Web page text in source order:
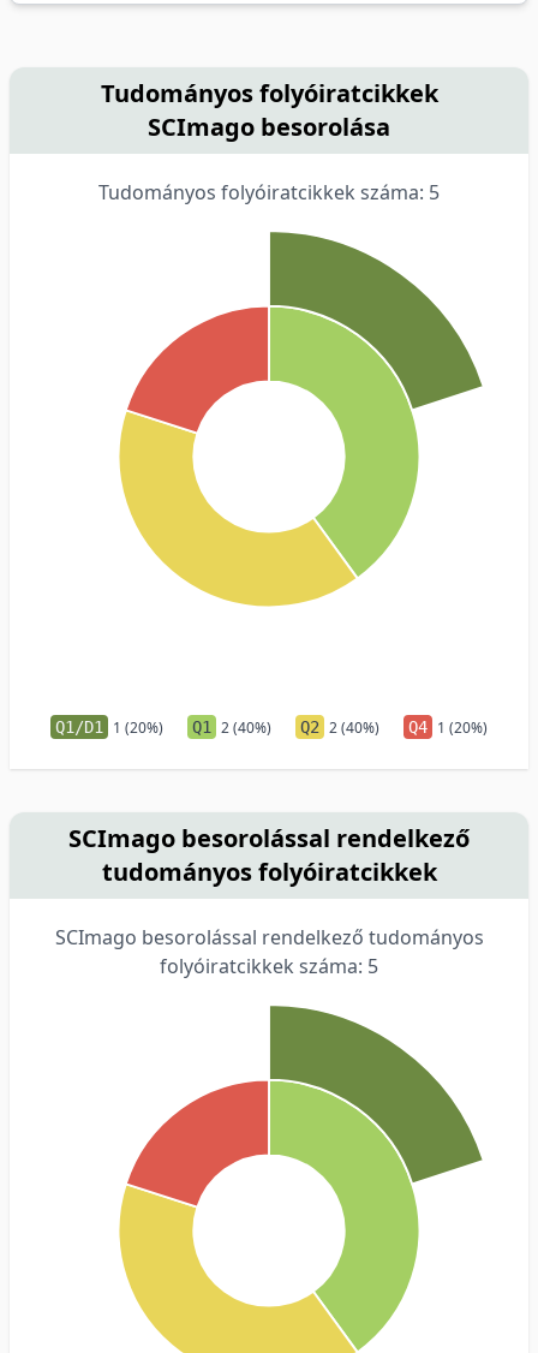
Tudományos folyóiratcikkek
SCImago besorolása
Tudományos folyóiratcikkek száma: 5
Q1/D1 1 (20%) Q1 2 (40%) Q2 2 (40%) Q4 1 (20%)
SCImago besorolással rendelkező
tudományos folyóiratcikkek
SCImago besorolással rendelkező tudományos
folyóiratcikkek száma: 5